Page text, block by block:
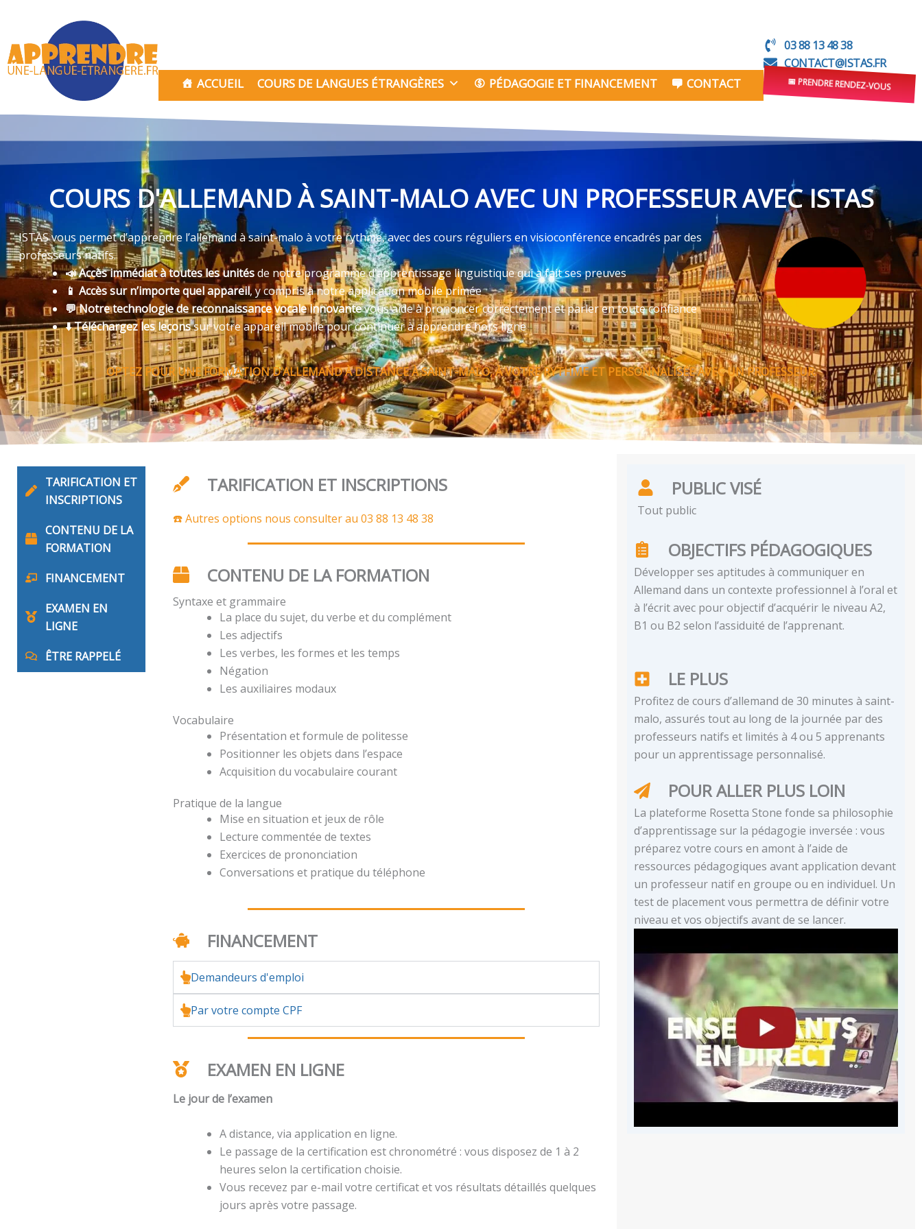
contenu
ACCUEIL COURS DE LANGUES ÉTRANGÈRES PÉDAGOGIE ET FINANCEMENT CONTACT
03 88 13 48 38
CONTACT@ISTAS.FR
📅 PRENDRE RENDEZ-VOUS
COURS D'ALLEMAND À SAINT-MALO AVEC UN PROFESSEUR AVEC ISTAS
ISTAS vous permet d’apprendre l’allemand à saint-malo à votre rythme, avec des cours réguliers en visioconférence encadrés par des
professeurs natifs.
📣 Accès immédiat à toutes les unitésde notre programme d’apprentissage linguistique qui a fait ses preuves
📱 Accès sur n’importe quel appareil, y compris à notre application mobile primée
💬 Notre technologie de reconnaissance vocale innovantevous aide à prononcer correctement et parler en toute confiance
⬇️ Téléchargez les leçonssur votre appareil mobile pour continuer à apprendre hors ligne
OPTEZ POUR UNE FORMATION D’ALLEMAND À DISTANCE À SAINT-MALO, À VOTRE RYTHME ET PERSONNALISÉE AVEC UN PROFESSEUR.
TARIFICATION ET
INSCRIPTIONS
CONTENU DE LA
FORMATION
FINANCEMENT
EXAMEN EN
LIGNE
ÊTRE RAPPELÉ
TARIFICATION ET INSCRIPTIONS
☎️ Autres options nous consulter au 03 88 13 48 38
CONTENU DE LA FORMATION
Syntaxe et grammaire
La place du sujet, du verbe et du complément
Les adjectifs
Les verbes, les formes et les temps
Négation
Les auxiliaires modaux
Vocabulaire
Présentation et formule de politesse
Positionner les objets dans l’espace
Acquisition du vocabulaire courant
Pratique de la langue
Mise en situation et jeux de rôle
Lecture commentée de textes
Exercices de prononciation
Conversations et pratique du téléphone
FINANCEMENT
Demandeurs d'emploi
Par votre compte CPF
EXAMEN EN LIGNE
Le jour de l’examen
A distance, via application en ligne.
Le passage de la certification est chronométré : vous disposez de 1 à 2
heures selon la certification choisie.
Vous recevez par e-mail votre certificat et vos résultats détaillés quelques
jours après votre passage.
PUBLIC VISÉ
Tout public
OBJECTIFS PÉDAGOGIQUES
Développer ses aptitudes à communiquer en
Allemand dans un contexte professionnel à l’oral et
à l’écrit avec pour objectif d’acquérir le niveau A2,
B1 ou B2 selon l’assiduité de l’apprenant.
LE PLUS
Profitez de cours d’allemand de 30 minutes à saint-
malo, assurés tout au long de la journée par des
professeurs natifs et limités à 4 ou 5 apprenants
pour un apprentissage personnalisé.
POUR ALLER PLUS LOIN
La plateforme Rosetta Stone fonde sa philosophie
d’apprentissage sur la pédagogie inversée : vous
préparez votre cours en amont à l’aide de
ressources pédagogiques avant application devant
un professeur natif en groupe ou en individuel. Un
test de placement vous permettra de définir votre
niveau et vos objectifs avant de se lancer.